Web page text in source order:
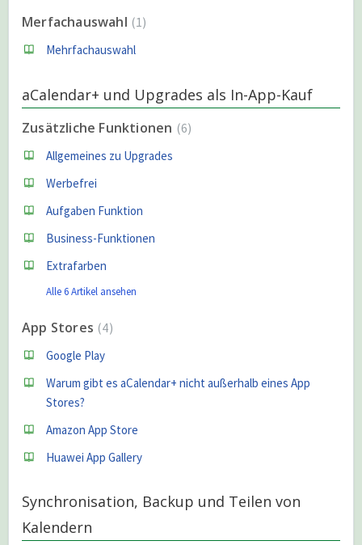
Merfachauswahl 1
Mehrfachauswahl
aCalendar+ und Upgrades als In-App-Kauf
Zusätzliche Funktionen 6
Allgemeines zu Upgrades
Werbefrei
Aufgaben Funktion
Business-Funktionen
Extrafarben
Alle 6 Artikel ansehen
App Stores 4
Google Play
Warum gibt es aCalendar+ nicht außerhalb eines App
Stores?
Amazon App Store
Huawei App Gallery
Synchronisation, Backup und Teilen von
Kalendern